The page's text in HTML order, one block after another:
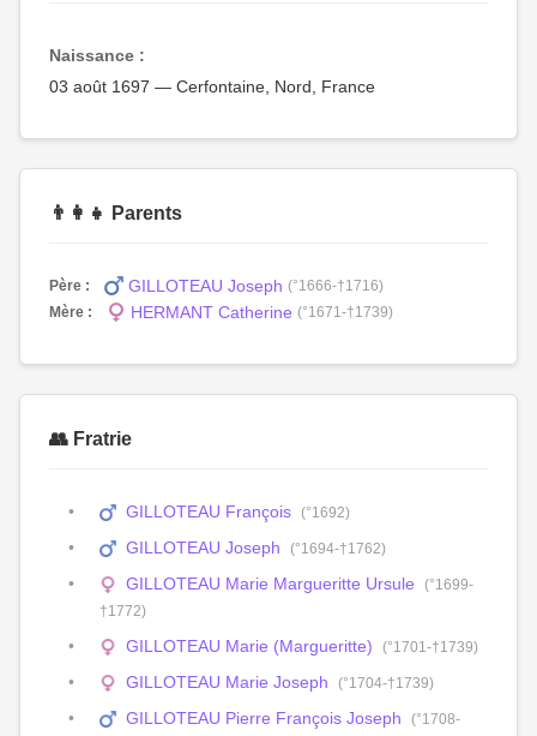
Naissance :
03 août 1697 — Cerfontaine, Nord, France
👨‍👩‍👧 Parents
Père : GILLOTEAU Joseph (°1666-†1716)
Mère :
HERMANT Catherine (°1671-†1739)
👥 Fratrie
GILLOTEAU François (°1692)
GILLOTEAU Joseph (°1694-†1762)
GILLOTEAU Marie Margueritte Ursule
(°1699-
†1772)
GILLOTEAU Marie (Margueritte) (°1701-†1739)
GILLOTEAU Marie Joseph (°1704-†1739)
GILLOTEAU Pierre François Joseph
(°1708-